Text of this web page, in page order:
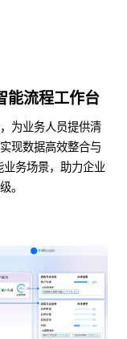
流程工作台
为业务人员提供清
现数据高效整合与
务场景，助力企业
。